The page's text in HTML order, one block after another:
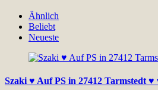
Ähnlich
Beliebt
Neueste
Szaki ♥ Auf PS in 27412 Tarmstedt